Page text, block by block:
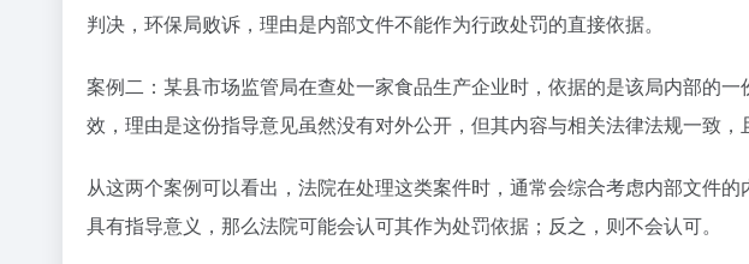
判决，环保局败诉，理由是内部文件不能作为行政处罚的直接依据。
案例二：某县市场监管局在查处一家食品生产企业时，依据的是该局内部的
效，理由是这份指导意见虽然没有对外公开，但其内容与相关法律法规一致，
从这两个案例可以看出，法院在处理这类案件时，通常会综合考虑内部文件
具有指导意义，那么法院可能会认可其作为处罚依据；反之，则不会认可。